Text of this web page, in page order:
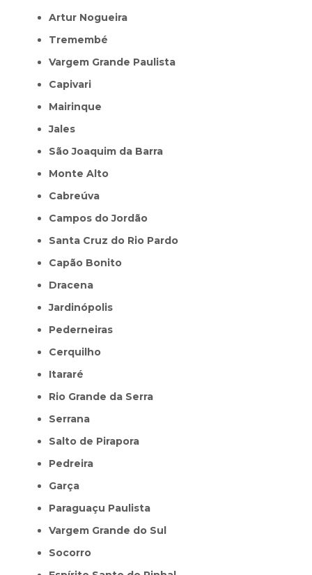
Artur Nogueira
Tremembé
Vargem Grande Paulista
Capivari
Mairinque
Jales
São Joaquim da Barra
Monte Alto
Cabreúva
Campos do Jordão
Santa Cruz do Rio Pardo
Capão Bonito
Dracena
Jardinópolis
Pederneiras
Cerquilho
Itararé
Rio Grande da Serra
Serrana
Salto de Pirapora
Pedreira
Garça
Paraguaçu Paulista
Vargem Grande do Sul
Socorro